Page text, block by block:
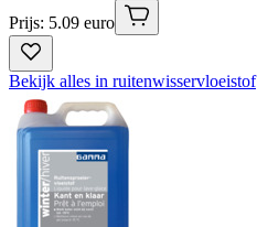
Prijs: 5.09 euro
Bekijk alles in ruitenwisservloeistof